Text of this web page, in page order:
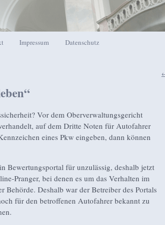
Impressum Datenschutz
Vor dem Oberverwaltungsgericht
auf dem Dritte Noten für Autofahrer
eines Pkw eingeben, dann können
Bewertungsportal für unzulässig, deshalb jetzt
Pranger, bei denen es um das Verhalten im
Behörde. Deshalb war der Betreiber des Portals
für den betroffenen Autofahrer bekannt zu